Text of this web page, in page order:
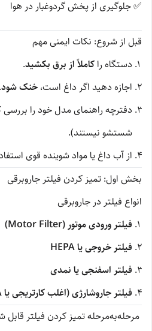
✅ جلوگیری از پخش گردوغبار در هوا
قبل از شروع: نکات ایمنی مهم
دستگاه را کاملاً از برق بکشید.
اجازه دهید اگر داغ است، خنک شود.
دفترچه راهنمای مدل خود را بررسی
شستشو نیستند).
از آب داغ یا مواد شوینده قوی
بخش اول: تمیز کردن فیلتر جاروبرقی
انواع فیلتر در جاروبرقی
فیلتر ورودی موتور (Motor Filter)
فیلتر خروجی یا HEPA
فیلتر اسفنجی یا نمدی
فیلتر جاروشارژی (اغلب کارتریجی یا HEPA کوچک)
مرحله‌به‌مرحله تمیز کردن فیلتر